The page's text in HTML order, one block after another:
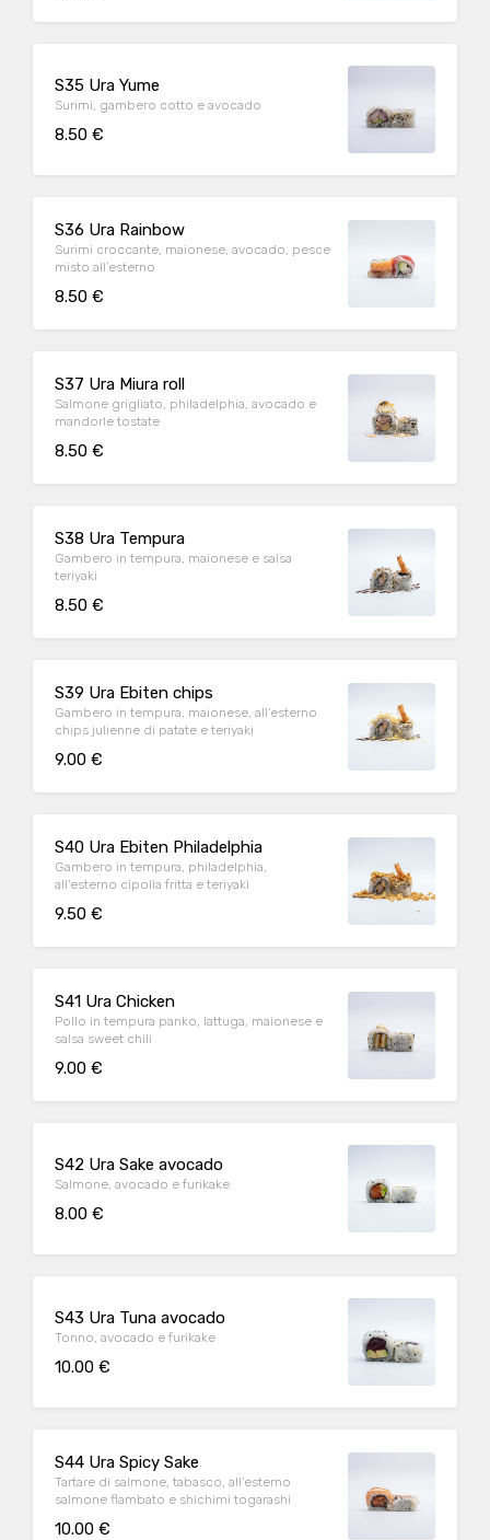
S35 Ura Yume
Surimi, gambero cotto e avocado
8.50 €
S36 Ura Rainbow
Surimi croccante, maionese, avocado, pesce
misto all’esterno
8.50 €
S37 Ura Miura roll
Salmone grigliato, philadelphia, avocado e
mandorle tostate
8.50 €
S38 Ura Tempura
Gambero in tempura, maionese e salsa
teriyaki
8.50 €
S39 Ura Ebiten chips
Gambero in tempura, maionese, all’esterno
chips julienne di patate e teriyaki
9.00 €
S40 Ura Ebiten Philadelphia
Gambero in tempura, philadelphia,
all’esterno cipolla fritta e teriyaki
9.50 €
S41 Ura Chicken
Pollo in tempura panko, lattuga, maionese e
salsa sweet chili
9.00 €
S42 Ura Sake avocado
Salmone, avocado e furikake
8.00 €
S43 Ura Tuna avocado
Tonno, avocado e furikake
10.00 €
S44 Ura Spicy Sake
Tartare di salmone, tabasco, all’esterno
salmone flambato e shichimi togarashi
10.00 €